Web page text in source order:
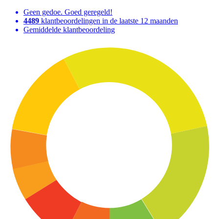
Geen gedoe. Goed geregeld!
4489 klantbeoordelingen in de laatste 12 maanden
Gemiddelde klantbeoordeling